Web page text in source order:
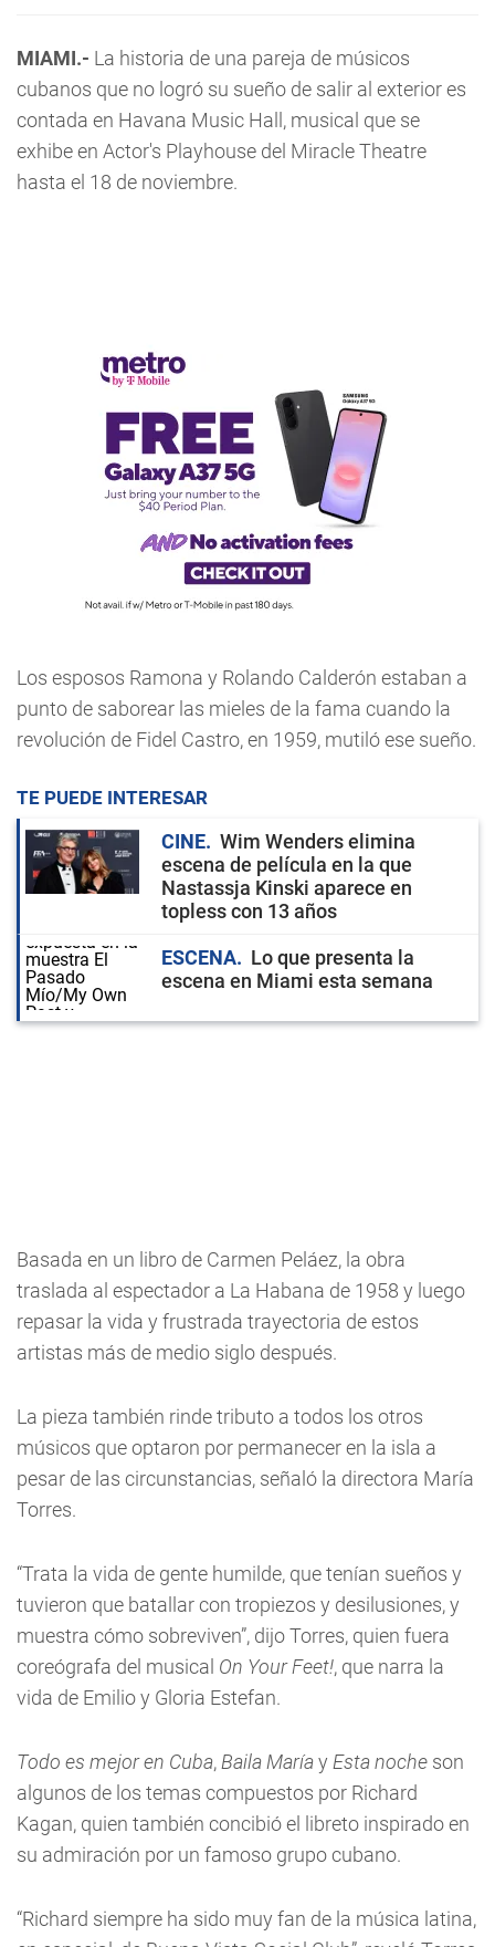
MIAMI.- La historia de una pareja de músicos
cubanos que no logró su sueño de salir al exterior es
contada en Havana Music Hall, musical que se
exhibe en Actor's Playhouse del Miracle Theatre
hasta el 18 de noviembre.
Los esposos Ramona y Rolando Calderón estaban a
punto de saborear las mieles de la fama cuando la
revolución de Fidel Castro, en 1959, mutiló ese sueño.
TE PUEDE INTERESAR
CINE
Wim Wenders elimina
escena de película en la que
Nastassja Kinski aparece en
topless con 13 años
ESCENA
Lo que presenta la
escena en Miami esta semana
Basada en un libro de Carmen Peláez, la obra
traslada al espectador a La Habana de 1958 y luego
repasar la vida y frustrada trayectoria de estos
artistas más de medio siglo después.
La pieza también rinde tributo a todos los otros
músicos que optaron por permanecer en la isla a
pesar de las circunstancias, señaló la directora María
Torres.
“Trata la vida de gente humilde, que tenían sueños y
tuvieron que batallar con tropiezos y desilusiones, y
muestra cómo sobreviven”, dijo Torres, quien fuera
coreógrafa del musical On Your Feet!, que narra la
vida de Emilio y Gloria Estefan.
Todo es mejor en Cuba, Baila Maríay Esta noche son
algunos de los temas compuestos por Richard
Kagan, quien también concibió el libreto inspirado en
su admiración por un famoso grupo cubano.
“Richard siempre ha sido muy fan de la música latina,